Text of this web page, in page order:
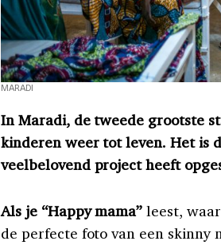
MARADI
In Maradi, de tweede grootste
kinderen weer tot leven. Het is
veelbelovend project heeft
Als je “Happy mama” leest,
de perfecte foto van een skinny